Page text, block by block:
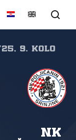
9. kolo
NK